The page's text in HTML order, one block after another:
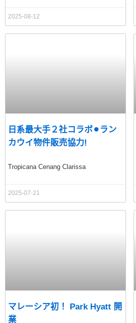
2025-08-12
日系最大手２社コラボ⚫︎ラン
カウイ物件販売協力!
Tropicana Cenang Clarissa
2025-07-21
マレーシア初！ Park Hyatt 開
業